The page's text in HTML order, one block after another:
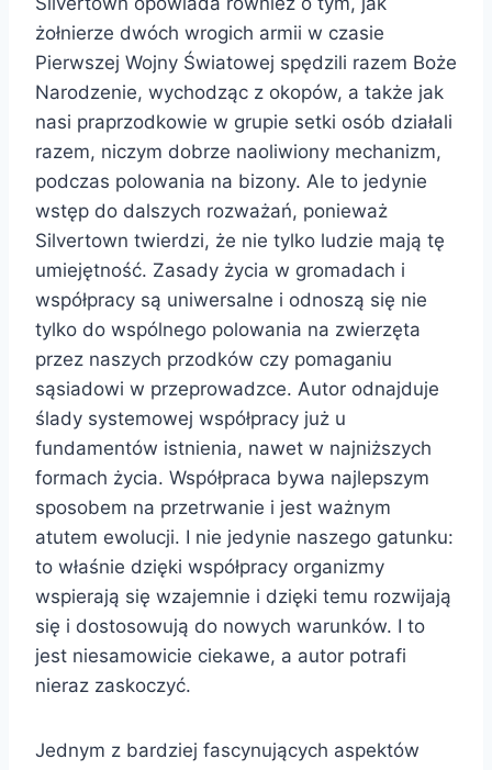
żołnierze dwóch wrogich armii w czasie
Pierwszej Wojny Światowej spędzili razem Boże
Narodzenie, wychodząc z okopów, a także jak
nasi praprzodkowie w grupie setki osób działali
razem, niczym dobrze naoliwiony mechanizm,
podczas polowania na bi­zony. Ale to jedynie
wstęp do dalszych rozważań, ponieważ
Silvertown twierdzi, że nie tylko ludzie mają tę
umiejętność. Zasady życia w gromadach i
współpracy są uniwersalne i odnoszą się nie
tylko do wspólnego polowania na zwierzęta
przez naszych przodków czy pomaganiu
sąsiadowi w przeprowadzce. Autor odnajduje
ślady systemowej współpracy już u
fundamentów istnienia, nawet w najniższych
formach życia. Współpraca bywa najlepszym
sposobem na przetrwanie i jest ważnym
atutem ewolucji. I nie jedynie naszego gatunku:
to właśnie dzięki współpracy organizmy
wspierają się wzajemnie i dzięki temu rozwijają
się i dostosowują do nowych warunków. I to
jest niesamowicie ciekawe, a autor potrafi
nieraz zaskoczyć.
Jednym z bardziej fascynujących aspektów